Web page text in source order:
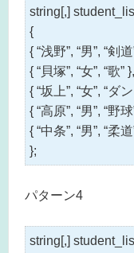
string[,]
{
{ “浅野”, “男”, “剣道
{ “貝塚”, “女”, “歌” },
{ “坂上”, “女”, “ダ
{ “高原”, “男”, “野球
{ “中条”, “男”, “柔
};
パターン4
string[,]